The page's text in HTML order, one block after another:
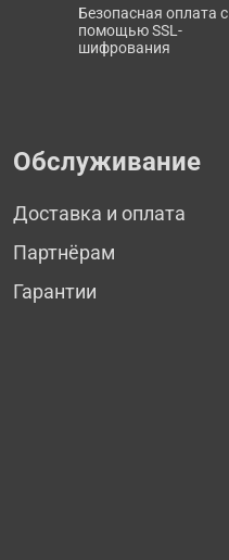
Безопасная оплата с
помощью SSL-
шифрования
Обслуживание
Доставка и оплата
Партнёрам
Гарантии